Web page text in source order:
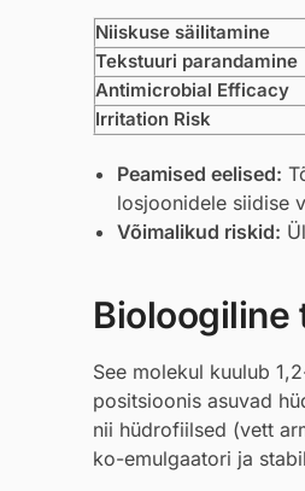
Niiskuse säilitamine
Tekstuuri parandamine
Antimicrobial Efficacy
Irritation Risk
Peamised eelised:
losjoonidele siidise
Võimalikud riskid:
Bioloogiline
See molekul kuulub
positsioonis asuvad
nii hüdrofiilsed (vett
ko-emulgaatori ja